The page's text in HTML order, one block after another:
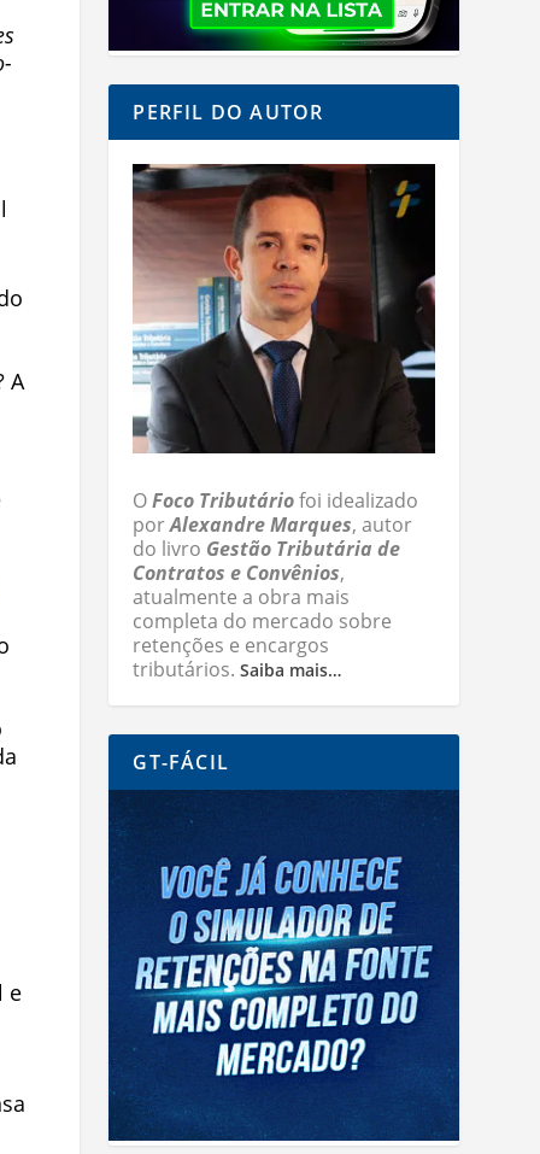
A
e
PERFIL DO AUTOR
OFoco Tributáriofoi idealizado
porAlexandre Marques, autor
do livro Gestão Tributária de
Contratos e Convênios,
atualmente a obra mais
completa do mercado sobre
retenções e encargos
tributários.Saiba mais…
GT-FÁCIL